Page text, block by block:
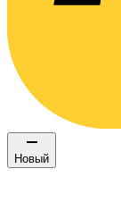
Новый